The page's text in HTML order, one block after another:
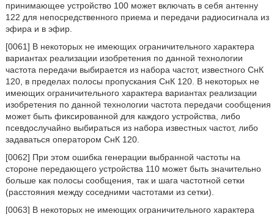
принимающее устройство 100 может включать в себя антенну
122 для непосредственного приема и передачи радиосигнала из
эфира и в эфир.
[0061] В некоторых не имеющих ограничительного характера
вариантах реализации изобретения по данной технологии
частота передачи выбирается из набора частот, известного СнК
120, в пределах полосы пропускания СнК 120. В некоторых не
имеющих ограничительного характера вариантах реализации
изобретения по данной технологии частота передачи сообщения
может быть фиксированной для каждого устройства, либо
псевдослучайно выбираться из набора известных частот, либо
задаваться оператором СнК 120.
[0062] При этом ошибка генерации выбранной частоты на
стороне передающего устройства 110 может быть значительно
больше как полосы сообщения, так и шага частотной сетки
(расстояния между соседними частотами из сетки).
[0063] В некоторых не имеющих ограничительного характера